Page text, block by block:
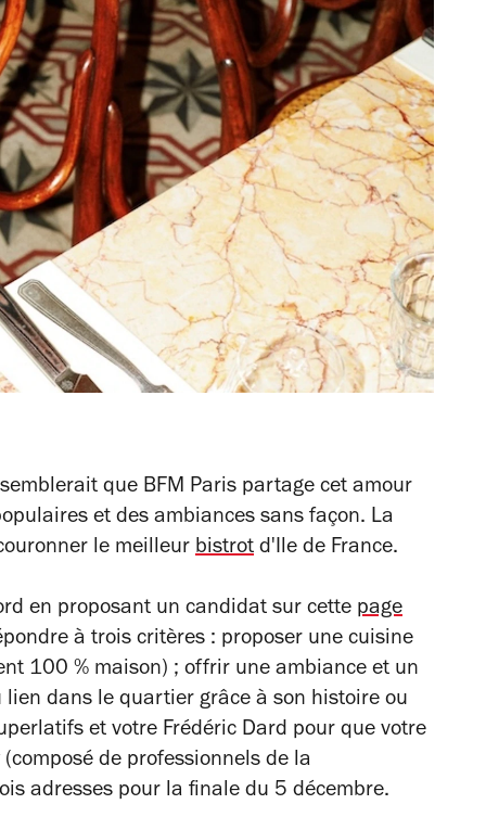
que BFM Paris partage cet amour
et des ambiances sans façon. La
le meilleur bistrot d'Ile de France.
en proposant un candidat sur cette page
à trois critères : proposer une cuisine
100 % maison) ; offrir une ambiance et un
dans le quartier grâce à son histoire ou
et votre Frédéric Dard pour que votre
de professionnels de la
adresses pour la finale du 5 décembre.